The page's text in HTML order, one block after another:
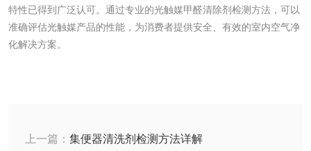
特性已得到广泛认可。通过专业的光触媒甲醛清除剂检测方法，可以
准确评估光触媒产品的性能，为消费者提供安全、有效的室内空气净
化解决方案。
上一篇： 集便器清洗剂检测方法详解
检测
木质净水用活性炭
化肥检测